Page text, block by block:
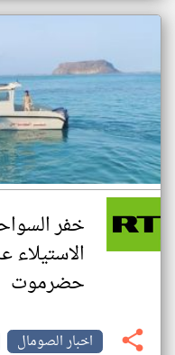
خفر
حضرموت
اخبار الصومال